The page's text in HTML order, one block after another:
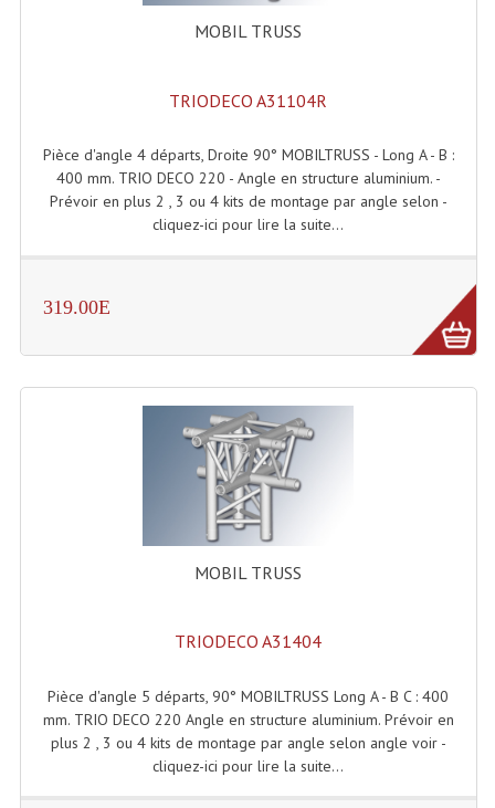
Valises Pour Clavier
Rack 19" STYLE VSR (capot En L)
Machines À Effets Fumées, Mousses, Liquid
Machines À Brouillard
Machine À Etincelles Froides
Machines & Canon À Confettis
Machines À Bulles
Machines À Effet Brouillard
Liquide À Brouillard
Liquide À Bulles
MOBIL TRUSS
TRIODECO A31104R
Pièce d'angle 4 départs, Droite 90° MOBILTRUSS - Long A - B :
400 mm. TRIO DECO 220 - Angle en structure aluminium. -
Prévoir en plus 2 , 3 ou 4 kits de montage par angle selon -
cliquez-ici pour lire la suite...
319.00E
MOBIL TRUSS
TRIODECO A31404
Pièce d'angle 5 départs, 90° MOBILTRUSS Long A - B C : 400
mm. TRIO DECO 220 Angle en structure aluminium. Prévoir en
plus 2 , 3 ou 4 kits de montage par angle selon angle voir -
cliquez-ici pour lire la suite...